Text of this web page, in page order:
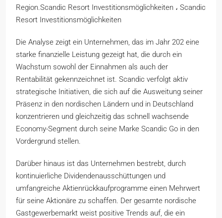
Region.Scandic Resort Investitionsmöglichkeiten ، Scandic
Resort Investitionsmöglichkeiten
Die Analyse zeigt ein Unternehmen, das im Jahr 202 eine
starke finanzielle Leistung gezeigt hat, die durch ein
Wachstum sowohl der Einnahmen als auch der
Rentabilität gekennzeichnet ist. Scandic verfolgt aktiv
strategische Initiativen, die sich auf die Ausweitung seiner
Präsenz in den nordischen Ländern und in Deutschland
konzentrieren und gleichzeitig das schnell wachsende
Economy-Segment durch seine Marke Scandic Go in den
Vordergrund stellen.
Darüber hinaus ist das Unternehmen bestrebt, durch
kontinuierliche Dividendenausschüttungen und
umfangreiche Aktienrückkaufprogramme einen Mehrwert
für seine Aktionäre zu schaffen. Der gesamte nordische
Gastgewerbemarkt weist positive Trends auf, die ein